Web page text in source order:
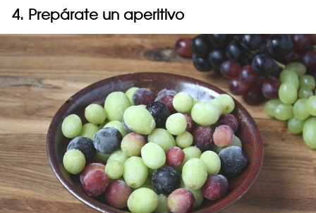
4. Prepárate un aperitivo